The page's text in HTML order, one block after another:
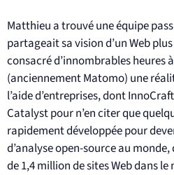
Matthieu a trouvé une équipe
partageait sa vision d’un Web
consacré d’innombrables heures
(anciennement Matomo) une
l’aide d’entreprises, dont
Catalyst pour n’en citer que
rapidement développée pour
d’analyse open-source au
de 1,4 million de sites Web dans le